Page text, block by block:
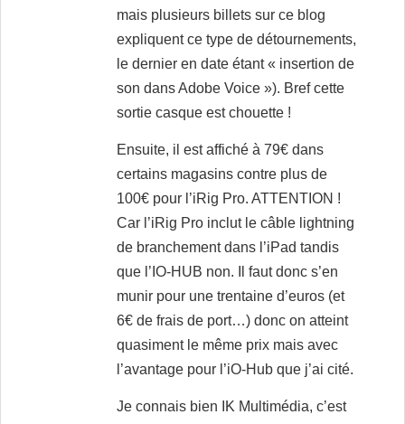
mais plusieurs billets sur ce blog
expliquent ce type de détournements,
le dernier en date étant « insertion de
son dans Adobe Voice »). Bref cette
sortie casque est chouette !
Ensuite, il est affiché à 79€ dans
certains magasins contre plus de
100€ pour l’iRig Pro. ATTENTION !
Car l’iRig Pro inclut le câble lightning
de branchement dans l’iPad tandis
que l’IO-HUB non. Il faut donc s’en
munir pour une trentaine d’euros (et
6€ de frais de port…) donc on atteint
quasiment le même prix mais avec
l’avantage pour l’iO-Hub que j’ai cité.
Je connais bien IK Multimédia, c’est